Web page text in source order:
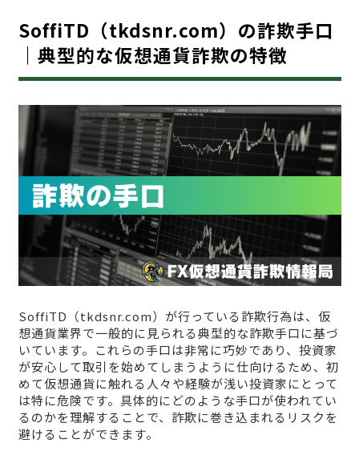
SoffiTD（tkdsnr.com）の詐欺手口
｜典型的な仮想通貨詐欺の特徴
SoffiTD（tkdsnr.com）が行っている詐欺行為は、仮
想通貨業界で一般的に見られる典型的な詐欺手口に基づ
いています。これらの手口は非常に巧妙であり、投資家
が安心して取引を始めてしまうように仕向けるため、初
めて仮想通貨に触れる人々や経験が浅い投資家にとって
は特に危険です。具体的にどのような手口が使われてい
るのかを理解することで、詐欺に巻き込まれるリスクを
避けることができます。